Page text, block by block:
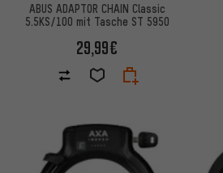
ABUS ADAPTOR CHAIN Classic
5.5KS/100 mit Tasche ST 5950
29,99€